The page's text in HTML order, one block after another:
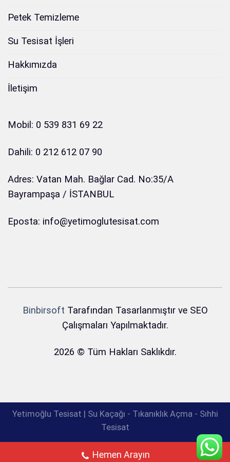
Petek Temizleme
Su Tesisat İşleri
Hakkımızda
İletişim
Mobil: 0 539 831 69 22
Dahili: 0 212 612 07 90
Adres: Vatan Mah. Bağlar Cad. No:35/A
Bayrampaşa / İSTANBUL
Eposta: info@yetimoglutesisat.com
Binbirsoft Tarafından Tasarlanmıştır ve SEO
Çalışmaları Yapılmaktadır.
2026 © Tüm Hakları Saklıkdır.
Yetimoğlu Tesisat | Su Kaçağı - Tıkanıklık Açma - Sıhhi
Tesisat
Hemen Arayın